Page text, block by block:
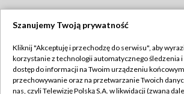
TVP
Abonament TVP
Regulamin TVP
Szanujemy Twoją prywatność
Kliknij "Akceptuję i przechodzę do serwisu", aby
korzystanie z technologii automatycznego śledzenia i
dostęp do informacji na Twoim urządzeniu
przechowywanie oraz na przetwarzanie Twoich
nas, czyli Telewizję Polską S.A. w likwidacji (zwaną